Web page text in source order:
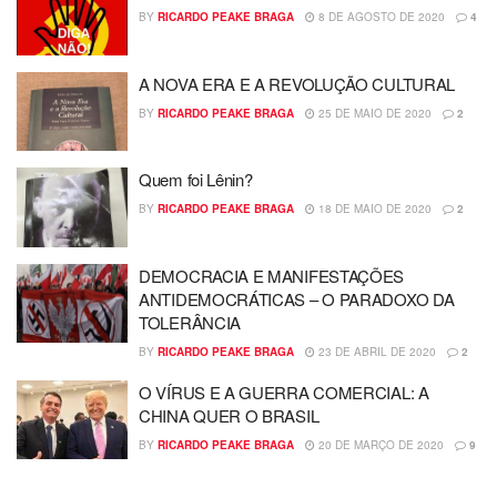
BY RICARDO PEAKE BRAGA 8 DE AGOSTO DE 2020 4
A NOVA ERA E A REVOLUÇÃO CULTURAL
BY RICARDO PEAKE BRAGA 25 DE MAIO DE 2020 2
Quem foi Lênin?
BY RICARDO PEAKE BRAGA 18 DE MAIO DE 2020 2
DEMOCRACIA E MANIFESTAÇÕES
ANTIDEMOCRÁTICAS – O PARADOXO DA
TOLERÂNCIA
BY RICARDO PEAKE BRAGA 23 DE ABRIL DE 2020 2
O VÍRUS E A GUERRA COMERCIAL: A
CHINA QUER O BRASIL
BY RICARDO PEAKE BRAGA 20 DE MARÇO DE 2020 9